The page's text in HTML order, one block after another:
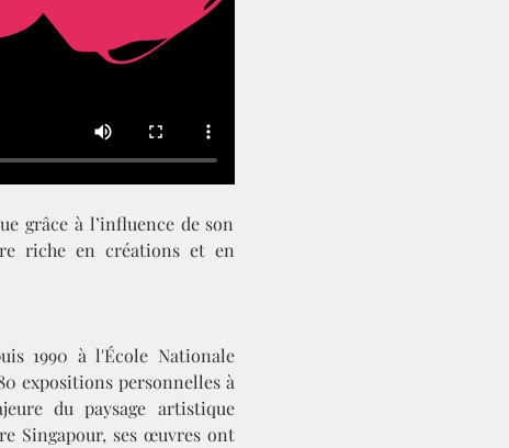
grâce à l’influence de son
riche en créations et en
1990 à l'École Nationale
expositions personnelles à
du paysage artistique
Singapour, ses œuvres ont